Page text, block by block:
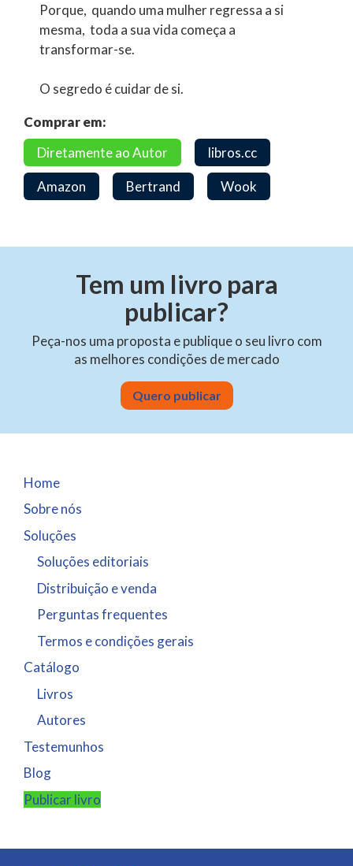
Porque, quando uma mulher regressa a si
mesma, toda a sua vida começa a
transformar-se.
O segredo é cuidar de si.
Comprar em:
Diretamente ao Autor
libros.cc
Amazon Bertrand Wook
Tem um livro para
publicar?
Peça-nos uma proposta e publique o seu livro com
as melhores condições de mercado
Quero publicar
Home
Sobre nós
Soluções
Soluções editoriais
Distribuição e venda
Perguntas frequentes
Termos e condições gerais
Catálogo
Livros
Autores
Testemunhos
Blog
Publicar livro